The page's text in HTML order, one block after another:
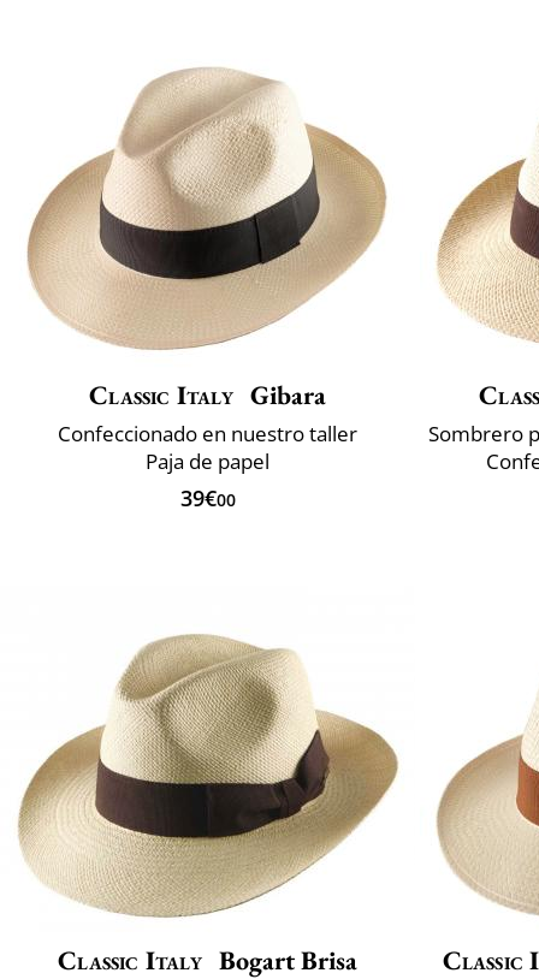
Classic Italy Gibara
Confeccionado en nuestro taller
Paja de papel
39€00
Classic Italy Bogart Brisa Classic